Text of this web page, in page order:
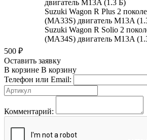
двигатель M13A (1.3 Б)
Suzuki Wagon R Plus 2
(MA33S) двигатель M13A
Suzuki Wagon R Solio 2
(MA34S) двигатель M13A
500 ₽
Оставить заявку
В корзине В корзину
Телефон или Email:
Комментарий: